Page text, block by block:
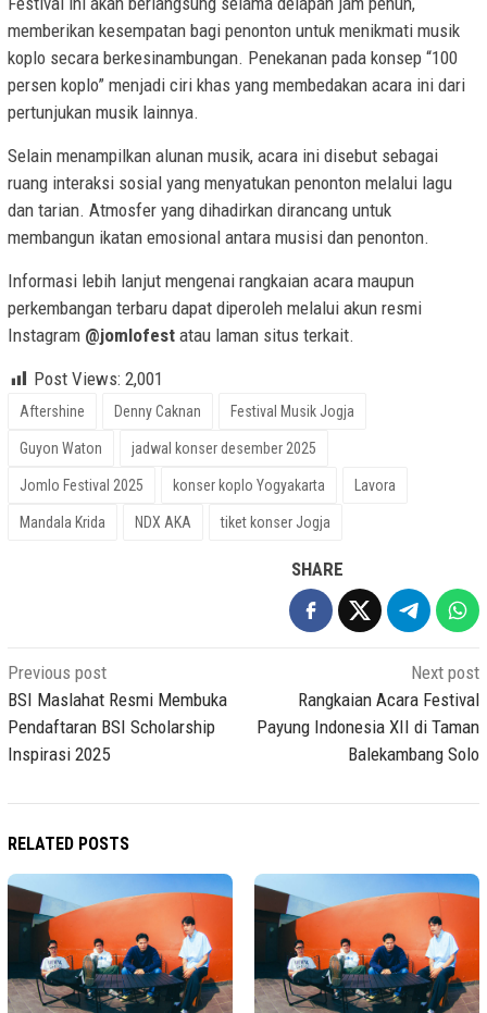
memberikan kesempatan bagi penonton untuk menikmati musik
koplo secara berkesinambungan. Penekanan pada konsep “100
persen koplo” menjadi ciri khas yang membedakan acara ini dari
pertunjukan musik lainnya.
Selain menampilkan alunan musik, acara ini disebut sebagai
ruang interaksi sosial yang menyatukan penonton melalui lagu
dan tarian. Atmosfer yang dihadirkan dirancang untuk
membangun ikatan emosional antara musisi dan penonton.
Informasi lebih lanjut mengenai rangkaian acara maupun
perkembangan terbaru dapat diperoleh melalui akun resmi
Instagram @jomlofest atau laman situs terkait.
Post Views: 2,001
Aftershine Denny Caknan Festival Musik Jogja
Guyon Waton jadwal konser desember 2025
Jomlo Festival 2025 konser koplo Yogyakarta Lavora
Mandala Krida NDX AKA tiket konser Jogja
SHARE
Post
navigation
Previous post
BSI Maslahat Resmi Membuka
Pendaftaran BSI Scholarship
Inspirasi 2025
Next post
Rangkaian Acara Festival
Payung Indonesia XII di Taman
Balekambang Solo
RELATED POSTS